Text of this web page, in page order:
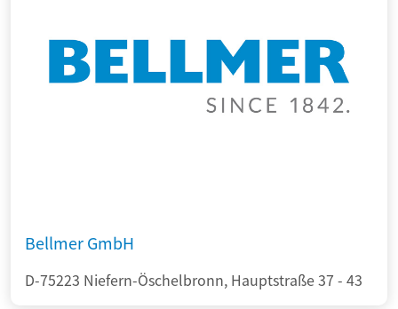
Bellmer GmbH
D-75223 Niefern-Öschelbronn, Hauptstraße 37 - 43